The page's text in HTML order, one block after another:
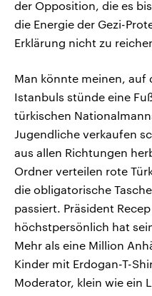
der Opposition, die es
die Energie der Gezi-
Erklärung nicht zu
Man könnte meinen, auf
Istanbuls stünde eine
türkischen
Jugendliche verkaufen
aus allen Richtungen
Ordner verteilen rote
die obligatorische
passiert. Präsident
höchstpersönlich hat
Mehr als eine Million
Kinder mit Erdogan-T-
Moderator, klein wie ein